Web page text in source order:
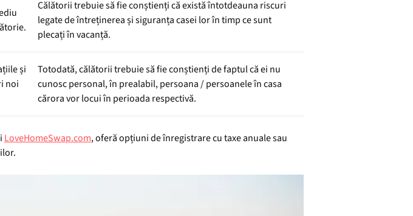
Călătorii trebuie să fie conștienți că există întotdeauna riscuri
legate de întreținerea și siguranța casei lor în timp ce sunt
plecați în vacanță.
și
noi
Totodată, călătorii trebuie să fie conștienți de faptul că ei nu
cunosc personal, în prealabil, persoana / persoanele în casa
cărora vor locui în perioada respectivă.
LoveHomeSwap.com, oferă opțiuni de înregistrare cu taxe anuale sau